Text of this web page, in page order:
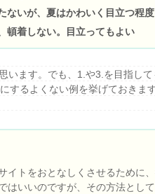
ないが、夏はかわいく目立つ程
頓着しない。目立ってもよい
います。でも、1.や3.を目指し
するよくない例を挙げておきま
イトをおとなしくさせるために
はいいのですが、その方法とし